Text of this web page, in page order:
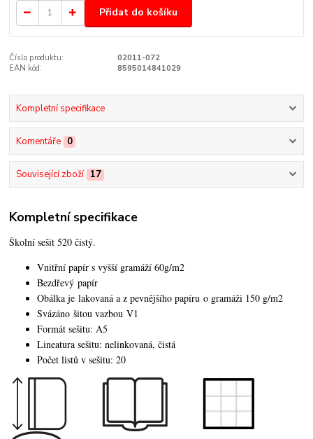
Přidat do košíku
Číslo produktu:
02011-072
EAN kód:
8595014841029
Kompletní specifikace
Komentáře 0
Související zboží 17
Kompletní specifikace
Školní sešit 520 čistý.
Vnitřní papír s vyšší gramáží 60g/m2
Bezdřevý papír
Obálka je lakovaná a z pevnějšího papíru o gramáži 150 g/m2
Svázáno šitou vazbou V1
Formát sešitu: A5
Lineatura sešitu: nelinkovaná, čistá
Počet listů v sešitu: 20